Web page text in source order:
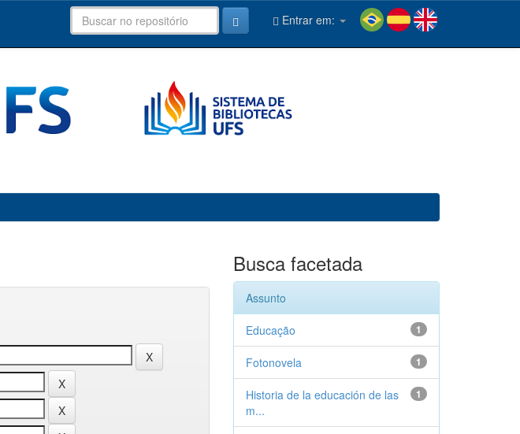
Entrar em:
Busca facetada
Assunto
1
Educação
1
Fotonovela
1
Historia de la educación de las
m...